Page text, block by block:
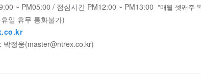
빼기 더하
~ PM05:00 / 점심시간 PM12:00 ~ PM13:00 *매월 셋째주
일 휴무 통화불가)
박정웅(master@ntrex.co.kr)